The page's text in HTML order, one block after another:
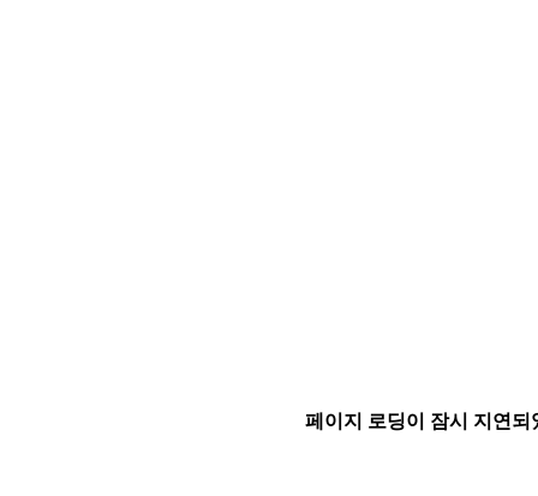
페이지 로딩이 잠시 지연